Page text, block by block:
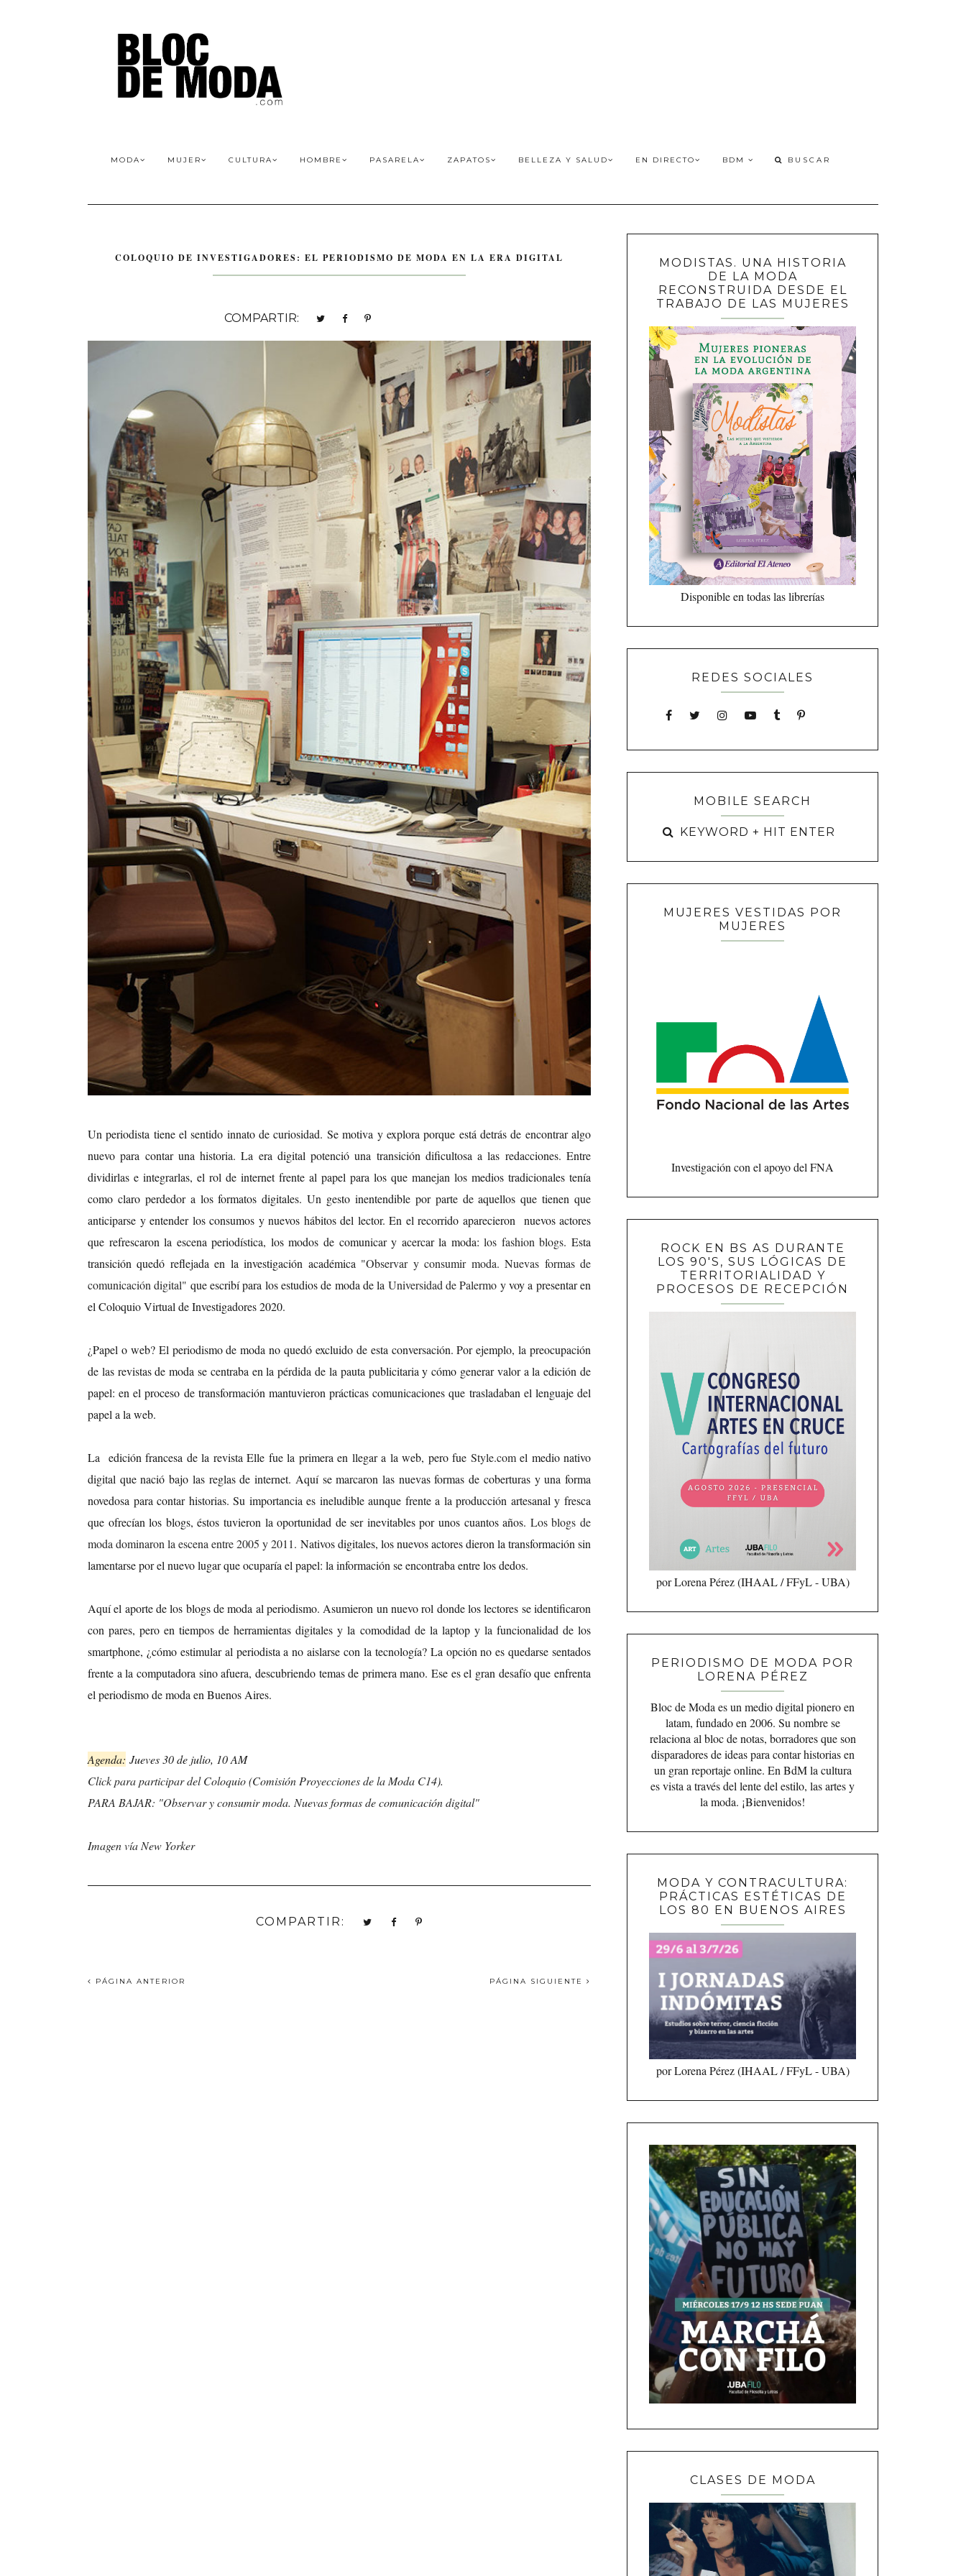
MODA MUJER CULTURA HOMBRE PASARELA ZAPATOS BELLEZA Y SALUD EN DIRECTO BDM
COLOQUIO DE INVESTIGADORES: EL PERIODISMO DE MODA EN LA ERA DIGITAL
COMPARTIR:
Un periodista tiene el sentido innato de curiosidad. Se motiva y explora porque está detrás de encontrar algo
nuevo para contar una historia. La era digital potenció una transición dificultosa a las redacciones. Entre
dividirlas e integrarlas, el rol de internet frente al papel para los que manejan los medios tradicionales tenía
como claro perdedor a los formatos digitales. Un gesto inentendible por parte de aquellos que tienen que
anticiparse y entender los consumos y nuevos hábitos del lector. En el recorrido aparecieron nuevos actores
que refrescaron la escena periodística, los modos de comunicar y acercar la moda:los fashion blogs. Esta
transición quedó reflejada en la investigación académica "Observar y consumir moda. Nuevas formas de
comunicación digital" que escribí para los estudios de moda de la Universidad de Palermo y voy a presentar en
el Coloquio Virtual de Investigadores 2020.
¿Papel o web? El periodismo de moda no quedó excluido de esta conversación. Por ejemplo, la preocupación
de las revistas de moda se centraba en la pérdida de la pauta publicitaria y cómo generar valor a la edición de
papel: en el proceso de transformación mantuvieron prácticas comunicaciones que trasladaban el lenguaje del
papel a la web.
La edición francesa de la revista Elle fue la primera en llegar a la web, pero fue Style.comel medio nativo
digital que nació bajo las reglas de internet. Aquí se marcaron las nuevas formas de coberturas y una forma
novedosa para contar historias. Su importancia es ineludible aunque frente a la producción artesanal y fresca
que ofrecían los blogs, éstos tuvieron la oportunidad de ser inevitables por unos cuantos años. Los blogs de
moda dominaron la escena entre 2005 y 2011. Nativos digitales, los nuevos actores dieron la transformación sin
lamentarse por el nuevo lugar que ocuparía el papel: la información se encontraba entre los dedos.
Aquí el aporte de los blogs de moda al periodismo. Asumieron un nuevo rol donde los lectores se identificaron
con pares, pero en tiempos de herramientas digitales y la comodidad de la laptop y la funcionalidad de los
smartphone, ¿cómo estimular al periodista a no aislarse con la tecnología? La opción no es quedarse sentados
frente a la computadora sino afuera, descubriendo temas de primera mano. Ese es el gran desafío que enfrenta
el periodismo de moda en Buenos Aires.
Agenda: Jueves 30 de julio, 10 AM
Click para participar del Coloquio (Comisión Proyecciones de la Moda C14).
PARA BAJAR: "Observar y consumir moda. Nuevas formas de comunicación digital"
Imagen vía New Yorker
COMPARTIR:
PÁGINA ANTERIOR PÁGINA SIGUIENTE
MODISTAS. UNA HISTORIA
DE LA MODA
RECONSTRUIDA DESDE EL
TRABAJO DE LAS MUJERES
Disponible en todas las librerías
REDES SOCIALES
MOBILE SEARCH
MUJERES VESTIDAS POR
MUJERES
Investigación con el apoyo del FNA
ROCK EN BS AS DURANTE
LOS 90'S, SUS LÓGICAS DE
TERRITORIALIDAD Y
PROCESOS DE RECEPCIÓN
por Lorena Pérez (IHAAL / FFyL - UBA)
PERIODISMO DE MODA POR
LORENA PÉREZ
Bloc de Moda es un medio digital pionero en
latam, fundado en 2006. Su nombre se
relaciona al bloc de notas, borradores que son
disparadores de ideas para contar historias en
un gran reportaje online. En BdM la cultura
es vista a través del lente del estilo, las artes y
la moda. ¡Bienvenidos!
MODA Y CONTRACULTURA:
PRÁCTICAS ESTÉTICAS DE
LOS 80 EN BUENOS AIRES
por Lorena Pérez (IHAAL / FFyL - UBA)
CLASES DE MODA